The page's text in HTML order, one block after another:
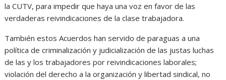
la CUTV, para impedir que haya una voz en favor de las
verdaderas reivindicaciones de la clase trabajadora.
También estos Acuerdos han servido de paraguas a una
política de criminalización y judicialización de las justas luchas
de las y los trabajadores por reivindicaciones laborales;
violación del derecho a la organización y libertad sindical, no